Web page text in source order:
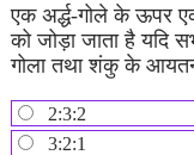
एक अर्द्ध-गोले के
को जोड़ा जाता है यदि
गोला तथा शंकु के
2:3:2
3:2:1